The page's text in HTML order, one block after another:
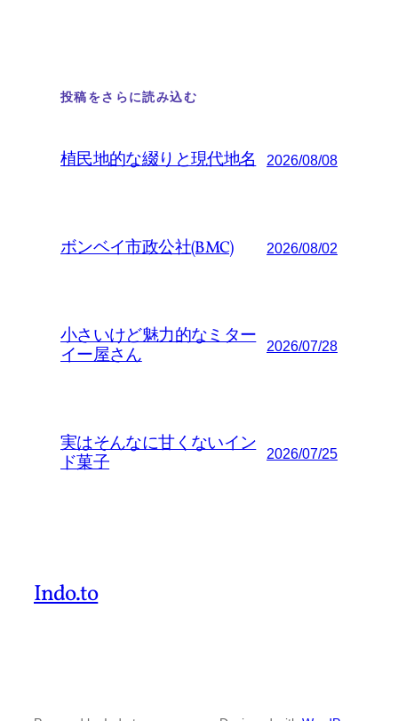
投稿をさらに読み込む
植民地的な綴りと現代地名 2026/08/08
ボンベイ市政公社(BMC) 2026/08/02
小さいけど魅力的なミター
イー屋さん
2026/07/28
実はそんなに甘くないイン
ド菓子
2026/07/25
Indo.to